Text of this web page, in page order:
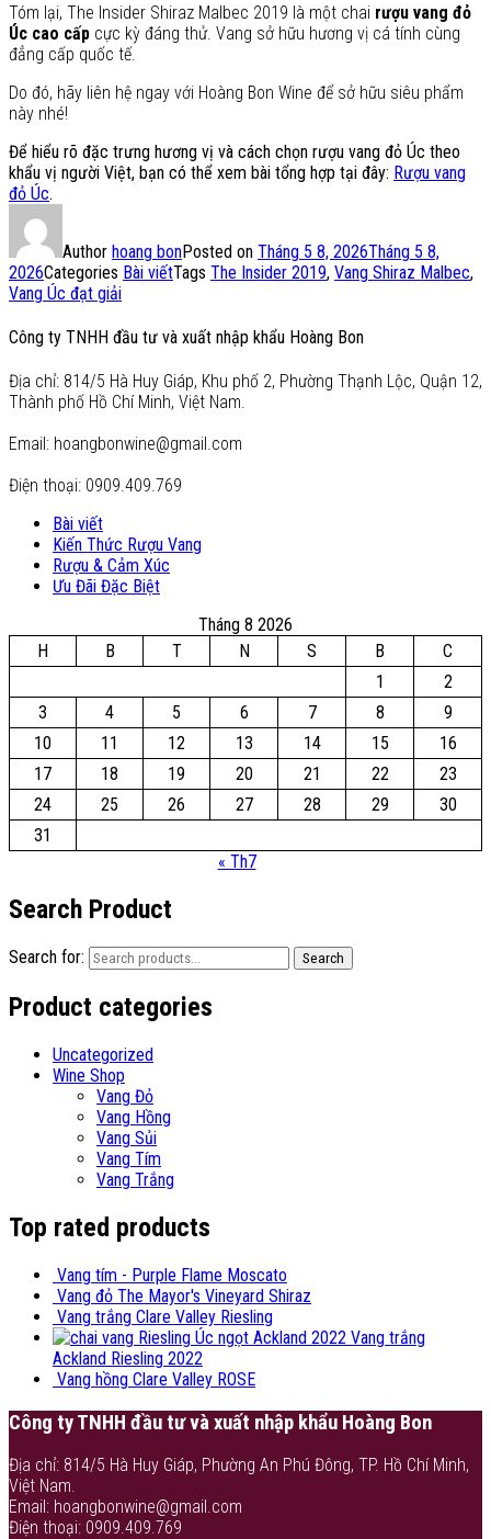
Tóm lại, The Insider Shiraz Malbec 2019 là một chai rượu vang đỏ
Úc cao cấp cực kỳ đáng thử. Vang sở hữu hương vị cá tính cùng
đẳng cấp quốc tế.
Do đó, hãy liên hệ ngay với Hoàng Bon Wine để sở hữu siêu phẩm
này nhé!
Để hiểu rõ đặc trưng hương vị và cách chọn rượu vang đỏ Úc theo
khẩu vị người Việt, bạn có thể xem bài tổng hợp tại đây: Rượu vang
đỏ Úc.
Author hoang bonPosted on Tháng 5 8, 2026Tháng 5 8,
2026Categories Bài viếtTags The Insider 2019, Vang Shiraz Malbec,
Vang Úc đạt giải
Công ty TNHH đầu tư và xuất nhập khẩu Hoàng Bon
Địa chỉ: 814/5 Hà Huy Giáp, Khu phố 2, Phường Thạnh Lộc, Quận 12,
Thành phố Hồ Chí Minh, Việt Nam.
Email: hoangbonwine@gmail.com
Điện thoại: 0909.409.769
Bài viết
Kiến Thức Rượu Vang
Rượu & Cảm Xúc
Ưu Đãi Đặc Biệt
Tháng 8 2026
H
B T N S B
C
1
2
3
4 5 6 7 8
9
10
11 12 13 14 15
16
17
18 19 20 21 22
23
24
25 26 27 28 29
30
31
« Th7
Search Product
Search for: Search
Product categories
Uncategorized
Wine Shop
Vang Đỏ
Vang Hồng
Vang Sủi
Vang Tím
Vang Trắng
Top rated products
Vang tím - Purple Flame Moscato
Vang đỏ The Mayor's Vineyard Shiraz
Vang trắng Clare Valley Riesling
Vang trắng
Ackland Riesling 2022
Vang hồng Clare Valley ROSE
Công ty TNHH đầu tư và xuất nhập khẩu Hoàng Bon
Địa chỉ: 814/5 Hà Huy Giáp, Phường An Phú Đông, TP. Hồ Chí Minh,
Việt Nam.
Email: hoangbonwine@gmail.com
Điện thoại: 0909.409.769